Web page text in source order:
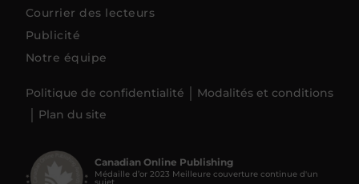
Courrier des lecteurs
Publicité
Notre équipe
Politique de confidentialité
Modalités et conditions
Plan du site
Canadian Online Publishing
Médaille d’or 2023 Meilleure couverture continue d'un